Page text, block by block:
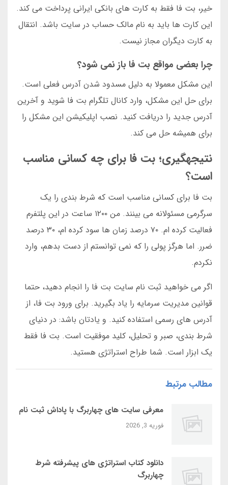
خیر، بت فا فقط به کارت های بانکی ایرانی پرداخت می کند.
این کارت ها باید به نام مالک حساب در سایت باشد. انتقال
به کارت دیگران مجاز نیست.
چرا بعضی مواقع بت فا باز نمی شود؟
این مشکل معمولا به دلیل مسدود شدن آدرس فعلی است.
برای حل این مشکل، وارد کانال تلگرام بت فا شوید و آخرین
آدرس جدید را دریافت کنید. نصب اپلیکیشن این مشکل را
برای همیشه حل می کند.
نتیجهگیری؛ بت فا برای چه کسانی مناسب
است؟
بت فا برای کسانی مناسب است که شرط بندی را یک
سرگرمی مسئولانه می بینند. من ۱۲۰۰ ساعت در این پلتفرم
فعالیت کرده ام. ۷۰ درصد زمان ها سود کرده ام، ۳۰ درصد
ضرر. اما هرگز پولی را که نمی توانستم از دست بدهم، وارد
نکردم.
اگر می خواهید ثبت نام سایت بت فا را انجام دهید، حتما
قوانین مدیریت سرمایه را یاد بگیرید. برای ورود بت فا، از
آدرس های رسمی استفاده کنید. و یادتان باشد: در دنیای
شرط بندی، صبر و تحلیل، کلید موفقیت است. بت فا فقط
یک ابزار است. شما طراح استراتژی هستید.
مطالب مرتبط
معرفی سایت‌ های چهاربرگ با پاداش ثبت‌ نام
فوریه 3, 2026
دانلود کتاب استراتژی‌ های پیشرفته شرط
چهاربرگ